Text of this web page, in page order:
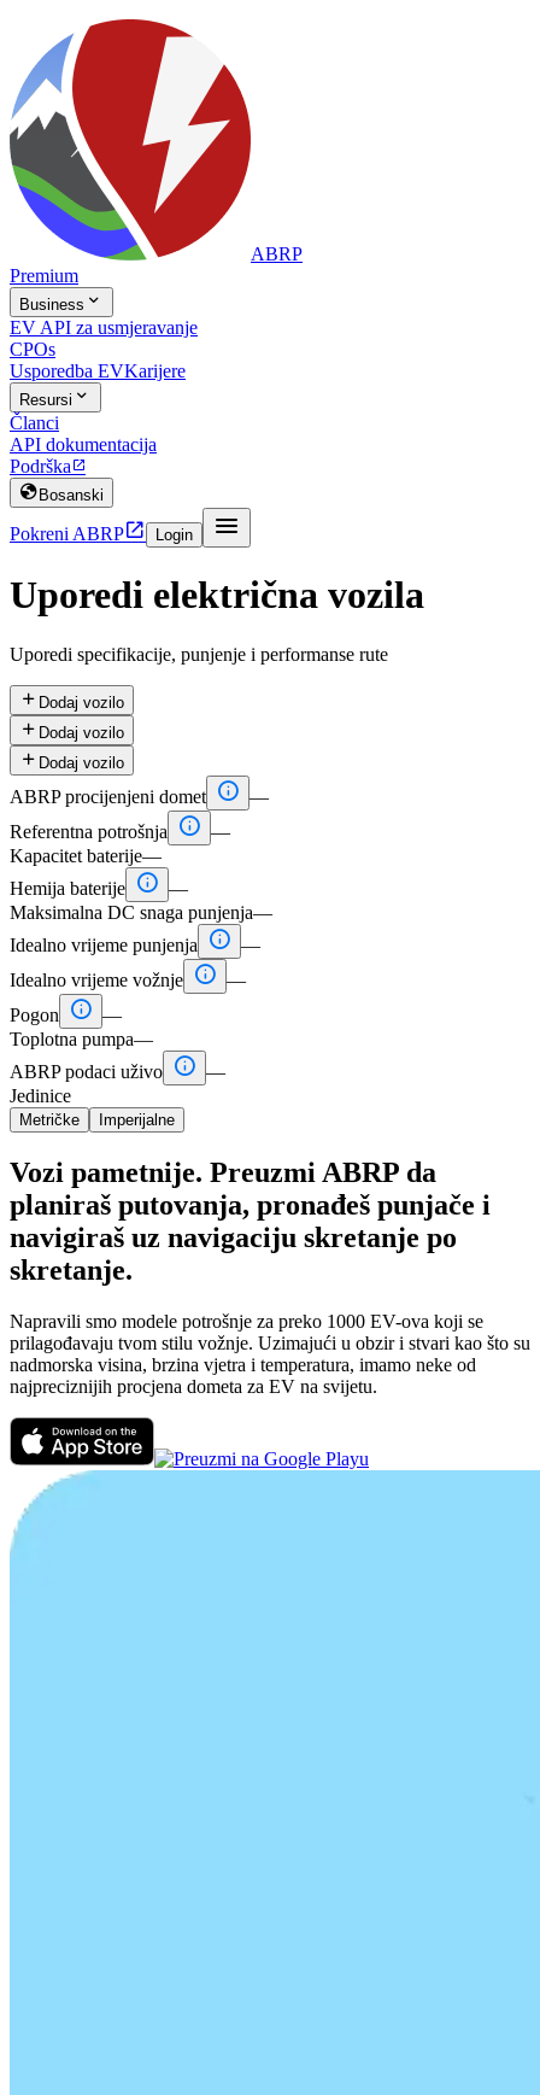
ABRP
Premium
Business 
EV API za usmjeravanje
CPOs
Usporedba EVKarijere
Resursi 
Članci
API dokumentacija
Podrška 
 Bosanski
Pokreni ABRP Login 
Uporedi električna vozila
Uporedi specifikacije, punjenje i performanse rute
 Dodaj vozilo
 Dodaj vozilo
 Dodaj vozilo
ABRP procijenjeni domet  —
Referentna potrošnja
 —
Kapacitet baterije—
Hemija baterije  —
Maksimalna DC snaga punjenja—
Idealno vrijeme punjenja
 —
Idealno vrijeme vožnje  —
Pogon
 —
Toplotna pumpa—
ABRP podaci uživo  —
Jedinice
Metričke Imperijalne
Vozi pametnije. Preuzmi ABRP da
planiraš putovanja, pronađeš punjače i
navigiraš uz navigaciju skretanje po
skretanje.
Napravili smo modele potrošnje za preko 1000 EV-ova koji se
prilagođavaju tvom stilu vožnje. Uzimajući u obzir i stvari kao što su
nadmorska visina, brzina vjetra i temperatura, imamo neke od
najpreciznijih procjena dometa za EV na svijetu.